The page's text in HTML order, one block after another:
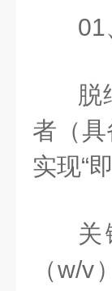
01
脱
者（
实现“
关
（w/